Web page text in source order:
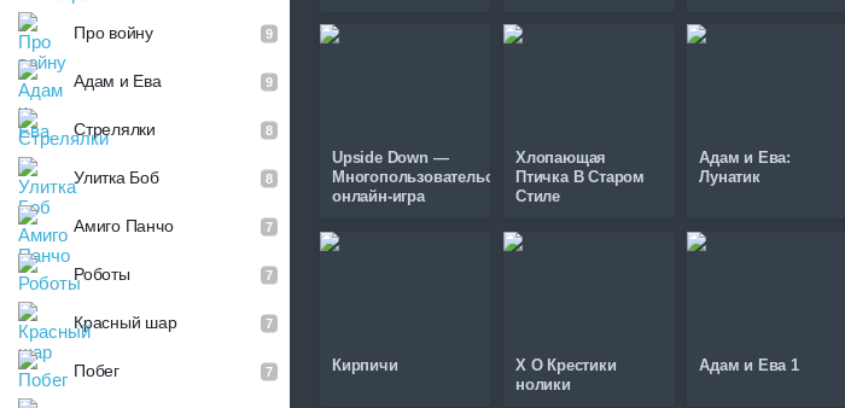
Про войну 9
Адам и Ева 9
Стрелялки 8
Улитка Боб 8
Амиго Панчо 7
Роботы 7
Красный шар 7
Побег 7
Upside Down —
Многопользовательская
онлайн-игра
Хлопающая
Птичка В Старом
Стиле
Адам и Ева:
Лунатик
Кирпичи
X O Крестики
нолики
Адам и Ева 1